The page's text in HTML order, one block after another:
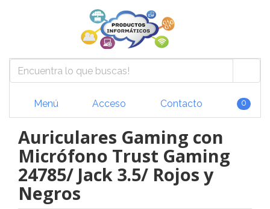
Menú Acceso Contacto 0
Auriculares Gaming con
Micrófono Trust Gaming
24785/ Jack 3.5/ Rojos y
Negros